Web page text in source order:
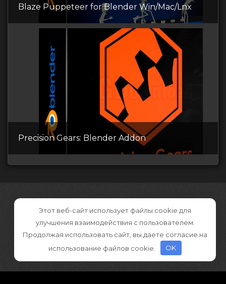
Blaze Puppeteer for Blender Win/Mac/Lnx
Precision Gears: Blender Addon
Этот веб-сайт использует файлы cookie для
улучшения взаимодействия с пользователем.
Продолжая использовать сайт, вы даете согласие на
использование файлов cookie.
OK